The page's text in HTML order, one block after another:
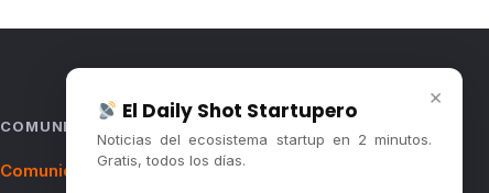
COMUNIDAD
Comunidad (Skool) ↗
×
El Daily Shot Startupero
Noticias del ecosistema startup en 2 minutos.
Gratis, todos los días.